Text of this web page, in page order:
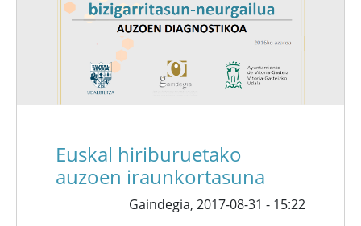
Euskal hiriburuetako
auzoen iraunkortasuna
Gaindegia, 2017-08-31 - 15:22